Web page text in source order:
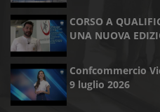
CORSO A
UNA NUOVA
Confcommercio
9 luglio 2026